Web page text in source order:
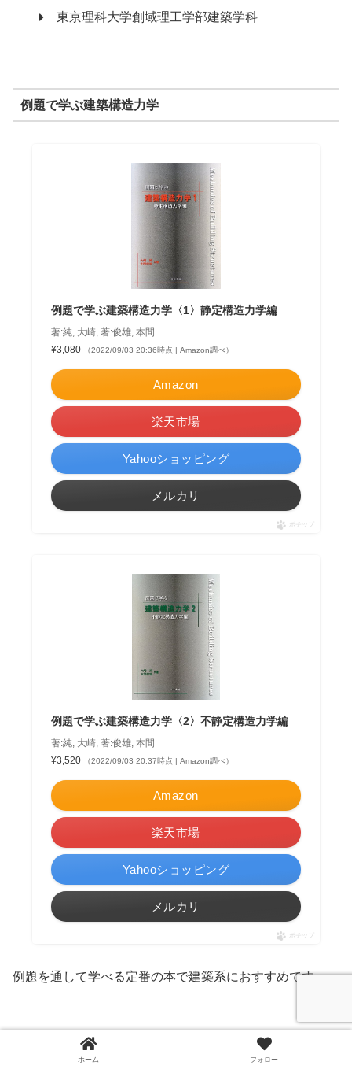
東京理科大学創域理工学部建築学科
例題で学ぶ建築構造力学
例題で学ぶ建築構造力学〈1〉静定構造力学編
著:純, 大崎, 著:俊雄, 本間
¥3,080
（2022/09/03 20:36時点 | Amazon調べ）
Amazon
楽天市場
Yahooショッピング
メルカリ
ポチップ
例題で学ぶ建築構造力学〈2〉不静定構造力学編
著:純, 大崎, 著:俊雄, 本間
¥3,520
（2022/09/03 20:37時点 | Amazon調べ）
Amazon
楽天市場
Yahooショッピング
メルカリ
ポチップ
例題を通して学べる定番の本で建築系におすすめです。
京都大学工学部建築学科
ホーム フォロー